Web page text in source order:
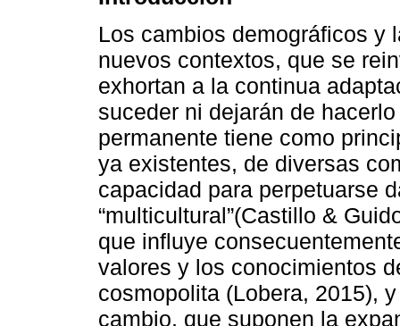
Los cambios demográficos y
nuevos contextos, que se
exhortan a la continua
suceder ni dejarán de
permanente tiene como
ya existentes, de diversas
capacidad para perpetuarse
“multicultural”(Castillo &
que influye
valores y los conocimientos
cosmopolita (Lobera, 2015),
cambio, que suponen la